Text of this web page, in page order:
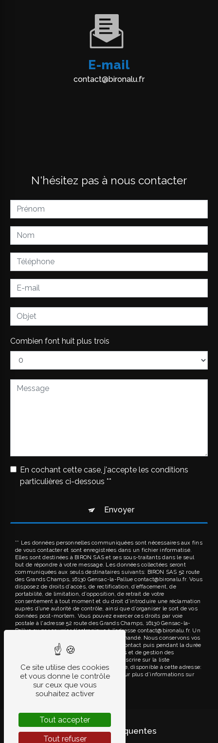
E-mail
contact@bironalu.fr
N'hésitez pas à nous contacter
Combien font huit plus trois
En cochant cette case, j'accepte les conditions
particulières ci-dessous **
Envoyer
** Les données personnelles communiquées sont nécessaires aux fins
de vous contacter et sont enregistrées dans un fichier informatisé.
Elles sont destinées à BIRON SAS et ses sous-traitants dans le seul
but de répondre à votre message. Les données collectées seront
communiquées aux seuls destinataires suivants: BIRON SAS 52 route
des Grands Champs, 16130 Gensac-la-Pallue contact@bironalu.fr. Vous
disposez de droits d’accès, de rectification, d’effacement, de
portabilité, de limitation, d’opposition, de retrait de votre
consentement à tout moment et du droit d’introduire une réclamation
auprès d’une autorité de contrôle, ainsi que d’organiser le sort de vos
données post-mortem. Vous pouvez exercer ces droits par voie
postale à l'adresse 52 route des Grands Champs, 16130 Gensac-la-
Pallue ou par courrier électronique à l'adresse contact@bironalu.fr. Un
justificatif d'identité pourra vous être demandé. Nous conservons vos
données pendant la période de prise de contact puis pendant la durée
de prescription légale aux fins probatoires et de gestion des
contentieux. Vous avez le droit de vous inscrire sur la liste
d'opposition au démarchage téléphonique, disponible à cette adresse:
Bloctel.gouv.fr. Consultez le site cnil.fr pour plus d’informations sur
Recherches fréquentes
Ce site utilise des cookies
et vous donne le contrôle
sur ceux que vous
souhaitez activer
Tout accepter
Tout refuser